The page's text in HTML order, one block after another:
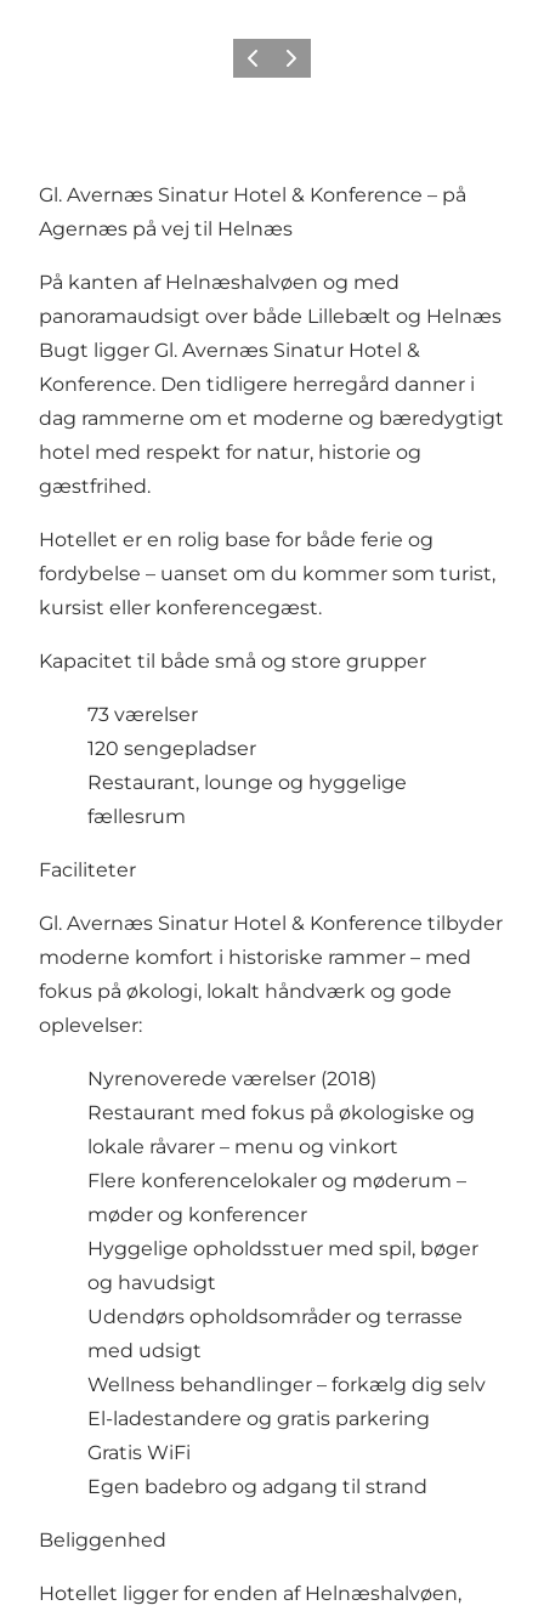
ForrigeNæste
Gl. Avernæs Sinatur Hotel & Konference – på
Agernæs på vej til Helnæs
På kanten af Helnæshalvøen og med
panoramaudsigt over både Lillebælt og Helnæs
Bugt ligger Gl. Avernæs Sinatur Hotel &
Konference. Den tidligere herregård danner i
dag rammerne om et moderne og bæredygtigt
hotel med respekt for natur, historie og
gæstfrihed.
Hotellet er en rolig base for både ferie og
fordybelse – uanset om du kommer som turist,
kursist eller konferencegæst.
Kapacitet til både små og store grupper
73 værelser
120 sengepladser
Restaurant, lounge og hyggelige
fællesrum
Faciliteter
Gl. Avernæs Sinatur Hotel & Konference tilbyder
moderne komfort i historiske rammer – med
fokus på økologi, lokalt håndværk og gode
oplevelser:
Nyrenoverede værelser (2018)
Restaurant med fokus på økologiske og
lokale råvarer – menu og vinkort
Flere konferencelokaler og møderum –
møder og konferencer
Hyggelige opholdsstuer med spil, bøger
og havudsigt
Udendørs opholdsområder og terrasse
med udsigt
Wellness behandlinger – forkælg dig selv
El-ladestandere og gratis parkering
Gratis WiFi
Egen badebro og adgang til strand
Beliggenhed
Hotellet ligger for enden af Helnæshalvøen,